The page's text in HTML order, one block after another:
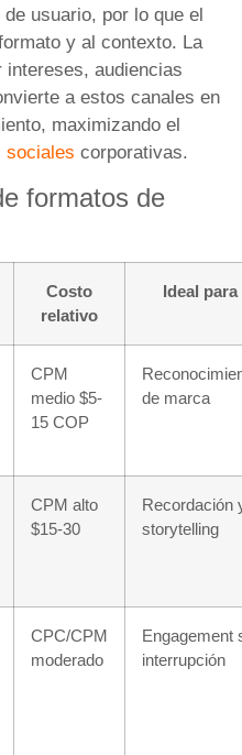
usuario, por lo que el
y al contexto. La
intereses, audiencias
a estos canales en
maximizando el
sociales corporativas.
formatos de
Costo
relativo
Ideal para
CPM
medio $5-
15 COP
de marca
CPM alto
$15-30
Recordación
storytelling
CPC/CPM
moderado
Engagement
interrupción